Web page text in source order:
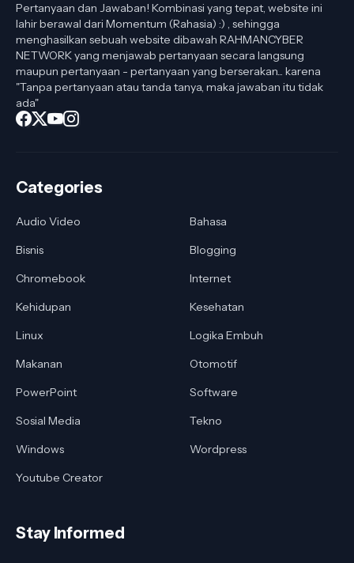
Pertanyaan dan Jawaban! Kombinasi yang tepat, website ini
lahir berawal dari Momentum (Rahasia) :) , sehingga
menghasilkan sebuah website dibawah RAHMANCYBER
NETWORK yang menjawab pertanyaan secara langsung
maupun pertanyaan - pertanyaan yang berserakan... karena
"Tanpa pertanyaan atau tanda tanya, maka jawaban itu tidak
ada"
Categories
Audio Video
Bahasa
Bisnis
Blogging
Chromebook
Internet
Kehidupan
Kesehatan
Linux
Logika Embuh
Makanan
Otomotif
PowerPoint
Software
Sosial Media
Tekno
Windows
Wordpress
Youtube Creator
Stay Informed